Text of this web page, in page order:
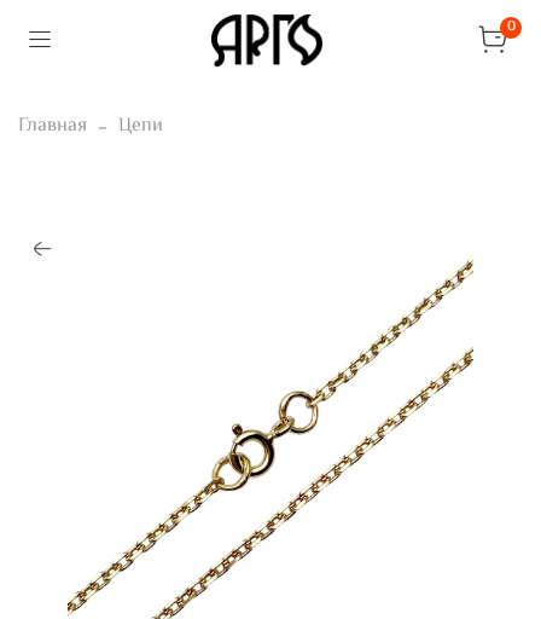
0
Главная Цепи